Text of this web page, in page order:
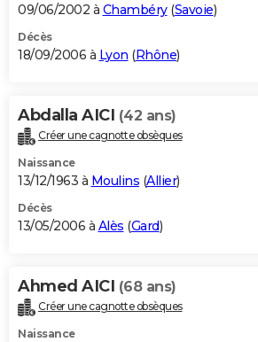
09/06/2002 à Chambéry(Savoie)
Décès
18/09/2006 à Lyon (Rhône)
Abdalla AICI (42 ans)
Créer une cagnotte obsèques
Naissance
13/12/1963 à Moulins (Allier)
Décès
13/05/2006 à Alès (Gard)
Ahmed AICI (68 ans)
Créer une cagnotte obsèques
Naissance